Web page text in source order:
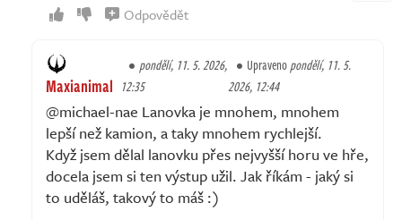
Odpovědět
Maxianimal
pondělí, 11. 5. 2026,
12:35
Upravenopondělí, 11. 5.
2026, 12:44
@michael-nae Lanovka je mnohem, mnohem
lepší než kamion, a taky mnohem rychlejší.
Když jsem dělal lanovku přes nejvyšší horu ve hře,
docela jsem si ten výstup užil. Jak říkám - jaký si
to uděláš, takový to máš :)